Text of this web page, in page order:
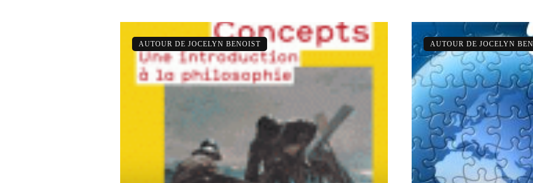
AUTOUR DE JOCELYN BENOIST AUTOUR DE JOCELYN